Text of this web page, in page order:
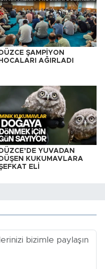
DÜZCE ŞAMPİYON
HOCALARI AĞIRLADI
DÜZCE’DE YUVADAN
DÜŞEN KUKUMAVLARA
ELİ